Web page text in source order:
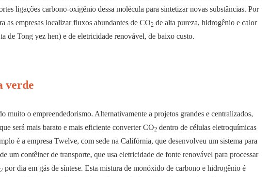
ligações carbono-oxigênio dessa molécula para sintetizar novas substâncias. Por
as empresas localizar fluxos abundantes de CO2 de alta pureza, hidrogênio e calor
de Tong yez hen) e de eletricidade renovável, de baixo custo.
verde
muito o empreendedorismo. Alternativamente a projetos grandes e centralizados,
será mais barato e mais eficiente converter CO2 dentro de células eletroquímicas
é a empresa Twelve, com sede na Califórnia, que desenvolveu um sistema para
um contêiner de transporte, que usa eletricidade de fonte renovável para processar
2 por dia em gás de síntese. Esta mistura de monóxido de carbono e hidrogênio é